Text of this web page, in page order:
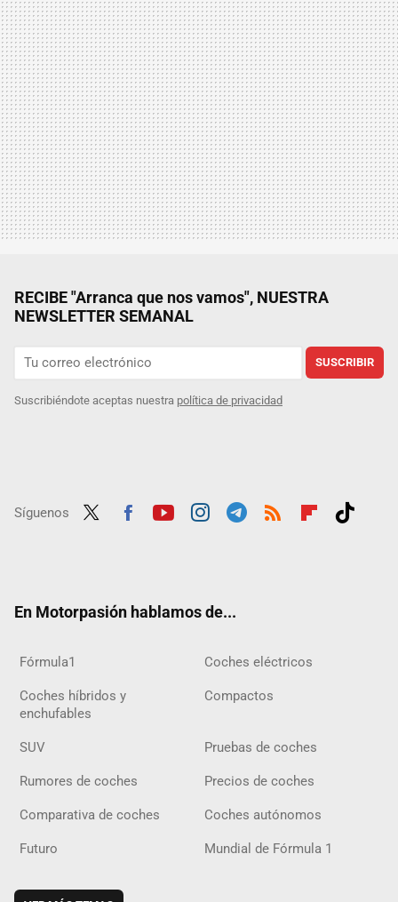
RECIBE "Arranca que nos vamos", NUESTRA
NEWSLETTER SEMANAL
SUSCRIBIR
Suscribiéndote aceptas nuestra política de privacidad
Síguenos
En Motorpasión hablamos de...
Fórmula1 Coches eléctricos
Coches híbridos y
enchufables
Compactos
SUV Pruebas de coches
Rumores de coches Precios de coches
Comparativa de coches Coches autónomos
Futuro Mundial de Fórmula 1